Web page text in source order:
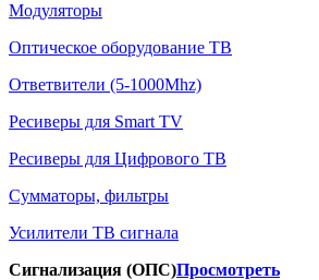
Модуляторы
Оптическое оборудование ТВ
Ответвители (5-1000Mhz)
Ресиверы для Smart TV
Ресиверы для Цифрового ТВ
Сумматоры, фильтры
Усилители ТВ сигнала
Сигнализация (ОПС)Просмотреть